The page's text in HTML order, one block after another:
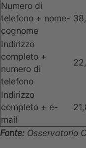
Numero di
telefono + nome-
cognome
Indirizzo
completo +
numero di
telefono
Indirizzo
completo + e-
mail
Fonte: Osservatorio